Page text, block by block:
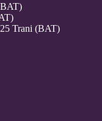
Trani (BAT)